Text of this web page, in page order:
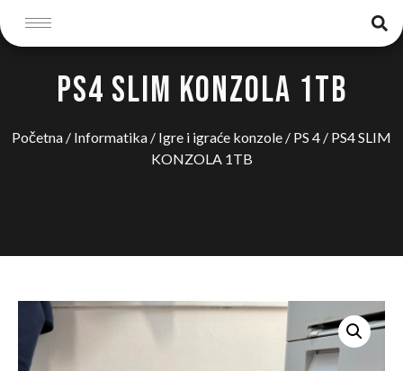
PS4 SLIM KONZOLA 1TB
Početna / Informatika / Igre i igraće konzole / PS 4 / PS4 SLIM
KONZOLA 1TB